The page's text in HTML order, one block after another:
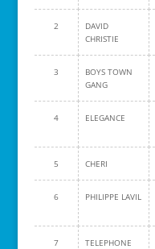
2
DAVID
CHRISTIE
3
BOYS TOWN
GANG
4 ELEGANCE
5 CHERI
6 PHILIPPE LAVIL
7 TELEPHONE